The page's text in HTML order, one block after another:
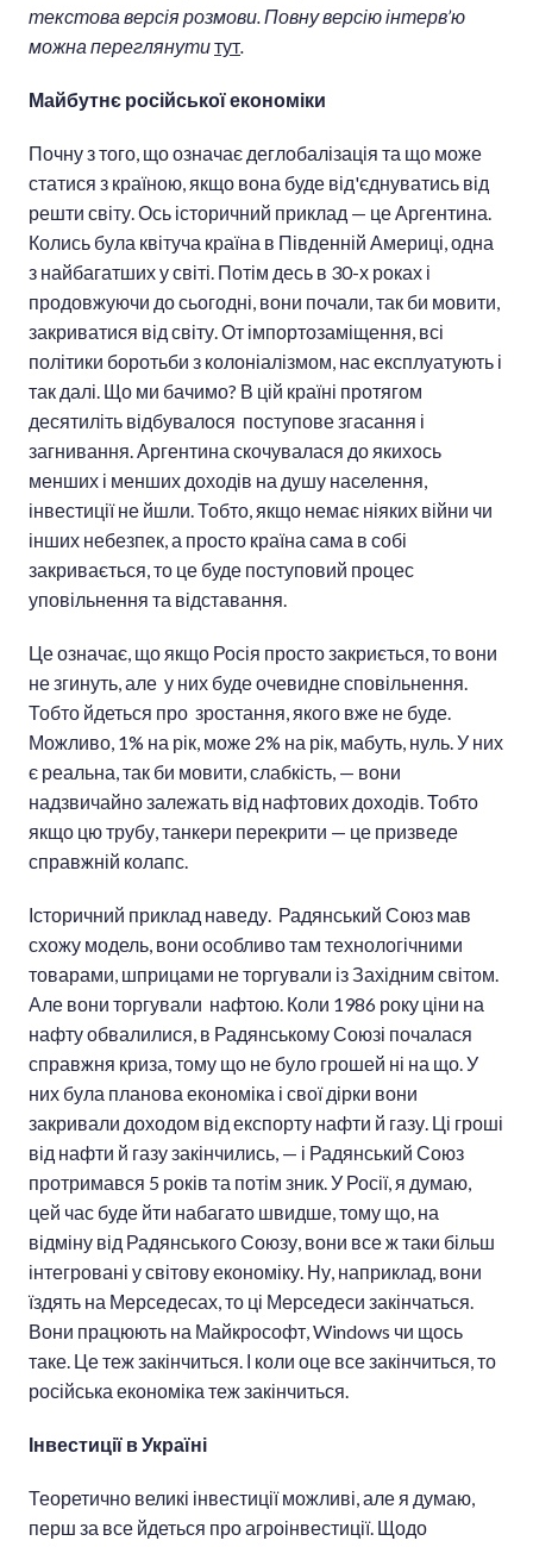
текстова версія розмови. Повну версію інтерв’ю
можна переглянутитут.
Майбутнє російської економіки
Почну з того, що означає деглобалізація та що може
статися з країною, якщо вона буде від'єднуватись від
решти світу. Ось історичний приклад — це Аргентина.
Колись була квітуча країна в Південній Америці, одна
з найбагатших у світі. Потім десь в 30-х роках і
продовжуючи до сьогодні, вони почали, так би мовити,
закриватися від світу. От імпортозаміщення, всі
політики боротьби з колоніалізмом, нас експлуатують і
так далі. Що ми бачимо? В цій країні протягом
десятиліть відбувалося поступове згасання і
загнивання. Аргентина скочувалася до якихось
менших і менших доходів на душу населення,
інвестиції не йшли. Тобто, якщо немає ніяких війни чи
інших небезпек, а просто країна сама в собі
закривається, то це буде поступовий процес
уповільнення та відставання.
Це означає, що якщо Росія просто закриється, то вони
не згинуть, але у них буде очевидне сповільнення.
Тобто йдеться про зростання, якого вже не буде.
Можливо, 1% на рік, може 2% на рік, мабуть, нуль. У них
є реальна, так би мовити, слабкість, — вони
надзвичайно залежать від нафтових доходів. Тобто
якщо цю трубу, танкери перекрити — це призведе
справжній колапс.
Історичний приклад наведу. Радянський Союз мав
схожу модель, вони особливо там технологічними
товарами, шприцами не торгували із Західним світом.
Але вони торгували нафтою. Коли 1986 року ціни на
нафту обвалилися, в Радянському Союзі почалася
справжня криза, тому що не було грошей ні на що. У
них була планова економіка і свої дірки вони
закривали доходом від експорту нафти й газу. Ці гроші
від нафти й газу закінчились, — і Радянський Союз
протримався 5 років та потім зник. У Росії, я думаю,
цей час буде йти набагато швидше, тому що, на
відміну від Радянського Союзу, вони все ж таки більш
інтегровані у світову економіку. Ну, наприклад, вони
їздять на Мерседесах, то ці Мерседеси закінчаться.
Вони працюють на Майкрософт, Windows чи щось
таке. Це теж закінчиться. І коли оце все закінчиться, то
російська економіка теж закінчиться.
Інвестиції в Україні
Теоретично великі інвестиції можливі, але я думаю,
перш за все йдеться про агроінвестиції. Щодо